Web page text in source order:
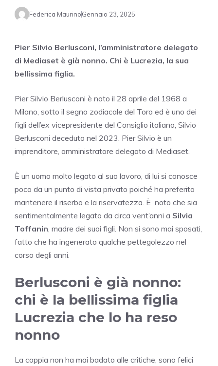
Federica MaurinoGennaio 23, 2025
Pier Silvio Berlusconi, l’amministratore delegato
di Mediaset è già nonno. Chi è Lucrezia, la sua
bellissima figlia.
Pier Silvio Berlusconi è nato il 28 aprile del 1968 a
Milano, sotto il segno zodiacale del Toro ed è uno dei
figli dell’ex vicepresidente del Consiglio italiano, Silvio
Berlusconi deceduto nel 2023. Pier Silvio è un
imprenditore, amministratore delegato di Mediaset.
È un uomo molto legato al suo lavoro, di lui si conosce
poco da un punto di vista privato poiché ha preferito
mantenere il riserbo e la riservatezza. È noto che sia
sentimentalmente legato da circa vent’anni a Silvia
Toffanin, madre dei suoi figli. Non si sono mai sposati,
fatto che ha ingenerato qualche pettegolezzo nel
corso degli anni.
Berlusconi è già nonno:
chi è la bellissima figlia
Lucrezia che lo ha reso
nonno
La coppia non ha mai badato alle critiche, sono felici